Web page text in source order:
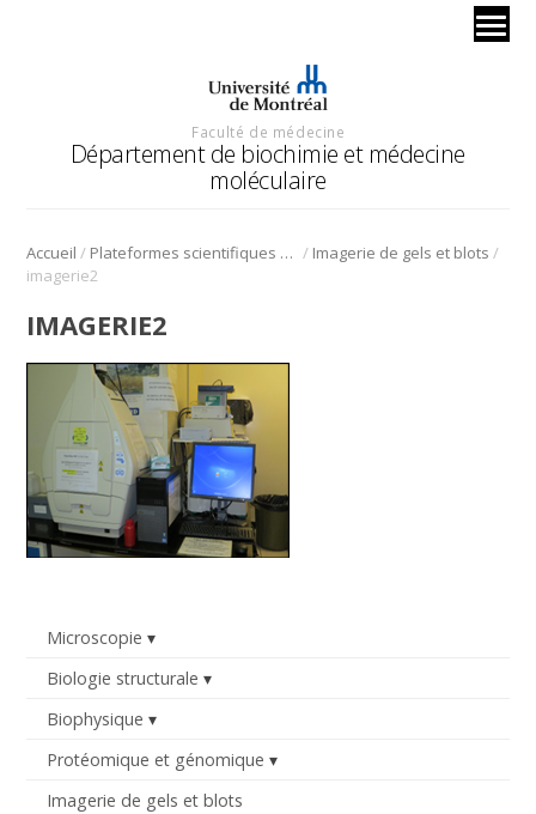
Faculté de médecine
Département de biochimie et médecine
moléculaire
Accueil / Plateformes scientifiques BMM / Imagerie de gels et blots /
imagerie2
Microscopie
Biologie structurale
Biophysique
Protéomique et génomique
Imagerie de gels et blots
IMAGERIE2